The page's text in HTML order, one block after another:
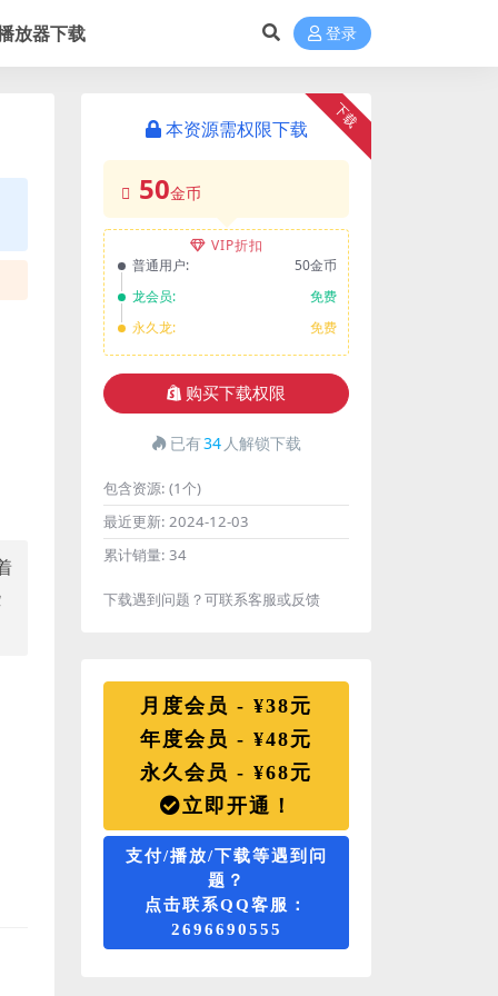
放器下载 登录
下载
本资源需权限下载
50金币
VIP折扣
普通用户:
50金币
龙会员:
免费
永久龙:
免费
购买下载权限
已有34 人解锁下载
包含资源: (1个)
最近更新: 2024-12-03
累计销量: 34
下载遇到问题？可联系客服或反馈
月度会员 - ¥38元
年度会员 - ¥48元
永久会员 - ¥68元
立即开通！
支付/播放/下载等遇到问
题？
点击联系QQ客服：
2696690555